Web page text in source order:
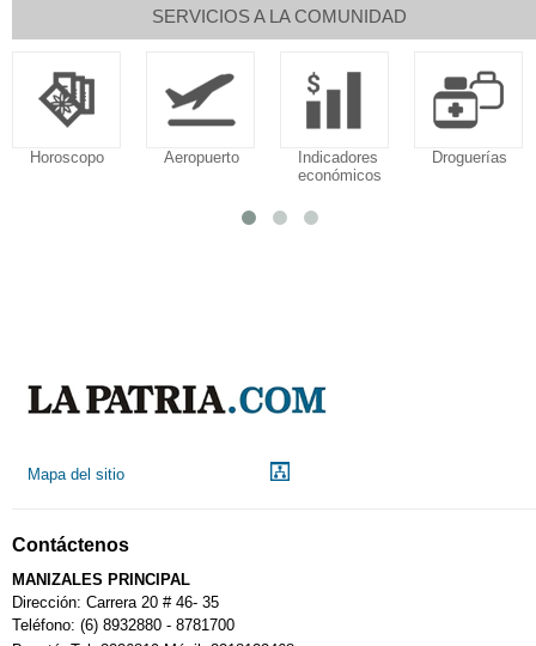
SERVICIOS A LA COMUNIDAD
Horoscopo Aeropuerto
Indicadores
económicos
Droguerías
Mapa del sitio
Contáctenos
MANIZALES PRINCIPAL
Dirección: Carrera 20 # 46- 35
Teléfono: (6) 8932880 - 8781700